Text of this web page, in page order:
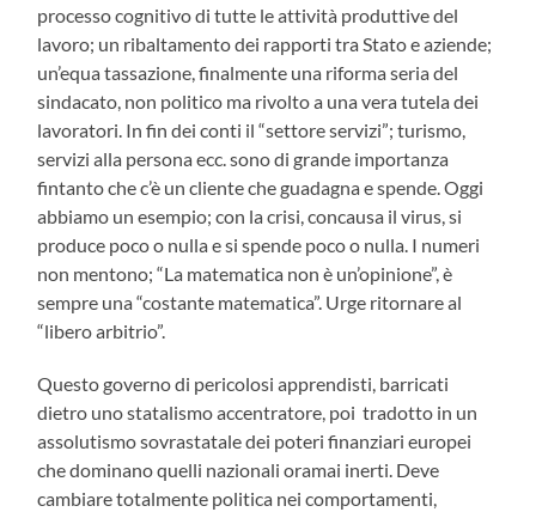
processo cognitivo di tutte le attività produttive del
lavoro; un ribaltamento dei rapporti tra Stato e aziende;
un’equa tassazione, finalmente una riforma seria del
sindacato, non politico ma rivolto a una vera tutela dei
lavoratori. In fin dei conti il “settore servizi”; turismo,
servizi alla persona ecc. sono di grande importanza
fintanto che c’è un cliente che guadagna e spende. Oggi
abbiamo un esempio; con la crisi, concausa il virus, si
produce poco o nulla e si spende poco o nulla. I numeri
non mentono; “La matematica non è un’opinione”, è
sempre una “costante matematica”. Urge ritornare al
“libero arbitrio”.
Questo governo di pericolosi apprendisti, barricati
dietro uno statalismo accentratore, poi tradotto in un
assolutismo sovrastatale dei poteri finanziari europei
che dominano quelli nazionali oramai inerti. Deve
cambiare totalmente politica nei comportamenti,